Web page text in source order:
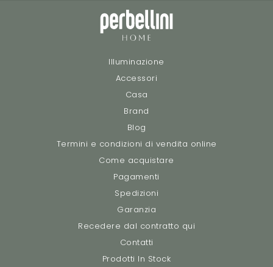
Illuminazione
Accessori
Casa
Brand
Blog
Termini e condizioni di vendita online
Come acquistare
Pagamenti
Spedizioni
Garanzia
Recedere dal contratto qui
Contatti
Prodotti In Stock